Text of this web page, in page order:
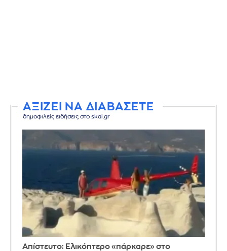
ΑΞΙΖΕΙ ΝΑ ΔΙΑΒΑΣΕΤΕ
δημοφιλείς ειδήσεις στο skai.gr
Απίστευτο: Ελικόπτερο «πάρκαρε» στο